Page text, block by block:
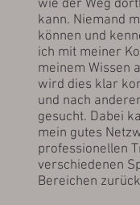
wie der Weg
kann. Niemand
können und
ich mit meiner
meinem Wissen
wird dies klar
und nach
gesucht. Dabei
mein gutes
professionellen
verschiedenen
Bereichen